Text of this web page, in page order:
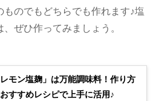
のでもどちらでも作れます♪塩
ぜひ作ってみましょう。
レモン塩麹」は万能調味料！作り方
すすめレシピで上手に活用♪